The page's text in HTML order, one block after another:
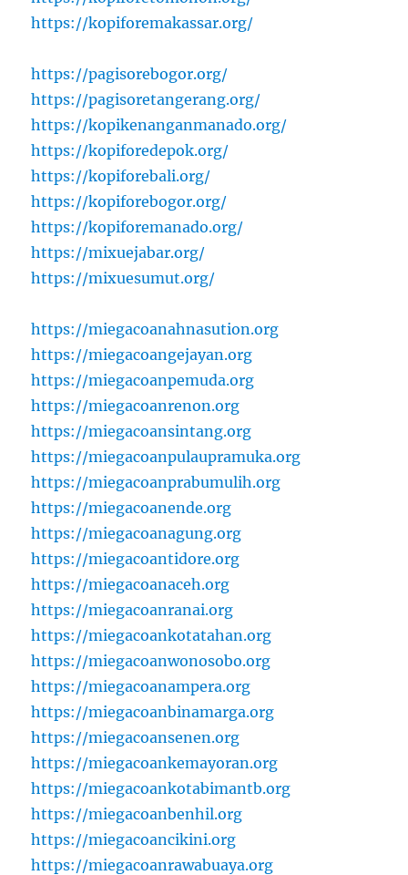
https://kopiforemakassar.org/
https://pagisorebogor.org/
https://pagisoretangerang.org/
https://kopikenanganmanado.org/
https://kopiforedepok.org/
https://kopiforebali.org/
https://kopiforebogor.org/
https://kopiforemanado.org/
https://mixuejabar.org/
https://mixuesumut.org/
https://miegacoanahnasution.org
https://miegacoangejayan.org
https://miegacoanpemuda.org
https://miegacoanrenon.org
https://miegacoansintang.org
https://miegacoanpulaupramuka.org
https://miegacoanprabumulih.org
https://miegacoanende.org
https://miegacoanagung.org
https://miegacoantidore.org
https://miegacoanaceh.org
https://miegacoanranai.org
https://miegacoankotatahan.org
https://miegacoanwonosobo.org
https://miegacoanampera.org
https://miegacoanbinamarga.org
https://miegacoansenen.org
https://miegacoankemayoran.org
https://miegacoankotabimantb.org
https://miegacoanbenhil.org
https://miegacoancikini.org
https://miegacoanrawabuaya.org